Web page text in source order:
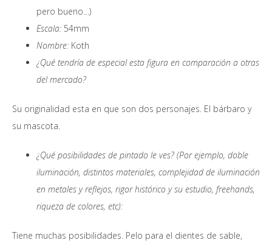
pero bueno…)
Escala: 54mm
Nombre: Koth
¿Qué tendría de especial esta figura en comparación a otras
del mercado?
Su originalidad esta en que son dos personajes. El bárbaro y
su mascota.
¿Qué posibilidades de pintado le ves? (Por ejemplo, doble
iluminación, distintos materiales, complejidad de iluminación
en metales y reflejos, rigor histórico y su estudio, freehands,
riqueza de colores, etc):
Tiene muchas posibilidades. Pelo para el dientes de sable,